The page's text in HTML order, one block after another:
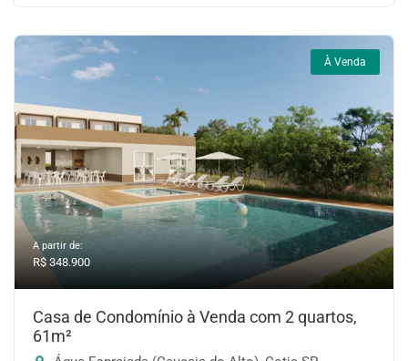
À Venda
A partir de:
R$ 348.900
Casa de Condomínio à Venda com 2 quartos,
61m²